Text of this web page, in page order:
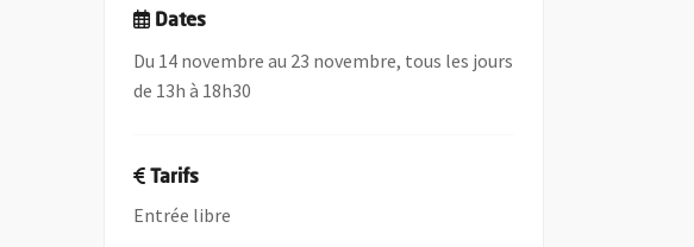
Dates
Du 14 novembre au 23 novembre, tous les jours
de 13h à 18h30
Tarifs
Entrée libre